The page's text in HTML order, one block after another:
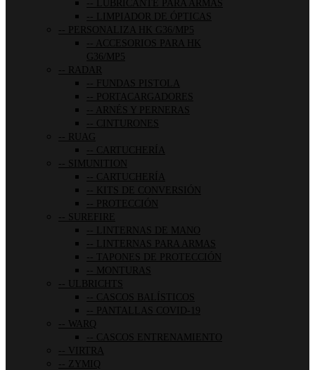
LUBRICANTE PARA ARMAS
LIMPIADOR DE ÓPTICAS
PERSONALIZA HK G36/MP5
ACCESORIOS PARA HK
G36/MP5
RADAR
FUNDAS PISTOLA
PORTACARGADORES
ARNÉS Y PERNERAS
CINTURONES
RUAG
CARTUCHERÍA
SIMUNITION
CARTUCHERÍA
KITS DE CONVERSIÓN
PROTECCIÓN
SUREFIRE
LINTERNAS DE MANO
LINTERNAS PARA ARMAS
TAPONES DE PROTECCIÓN
MONTURAS
ULBRICHTS
CASCOS BALÍSTICOS
PANTALLAS COVID-19
WARQ
CASCOS ENTRENAMIENTO
VIRTRA
ZYMIQ